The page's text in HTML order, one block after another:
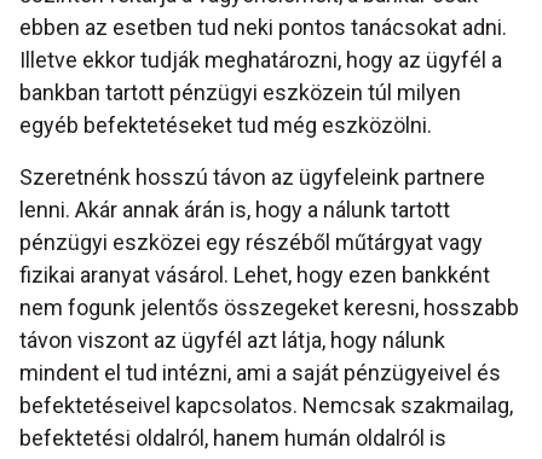
ebben az esetben tud neki pontos tanácsokat adni.
Illetve ekkor tudják meghatározni, hogy az ügyfél a
bankban tartott pénzügyi eszközein túl milyen
egyéb befektetéseket tud még eszközölni.
Szeretnénk hosszú távon az ügyfeleink partnere
lenni. Akár annak árán is, hogy a nálunk tartott
pénzügyi eszközei egy részéből műtárgyat vagy
fizikai aranyat vásárol. Lehet, hogy ezen bankként
nem fogunk jelentős összegeket keresni, hosszabb
távon viszont az ügyfél azt látja, hogy nálunk
mindent el tud intézni, ami a saját pénzügyeivel és
befektetéseivel kapcsolatos. Nemcsak szakmailag,
befektetési oldalról, hanem humán oldalról is